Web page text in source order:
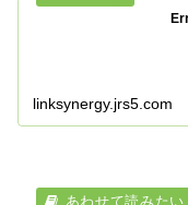
linksynergy.jrs5.com